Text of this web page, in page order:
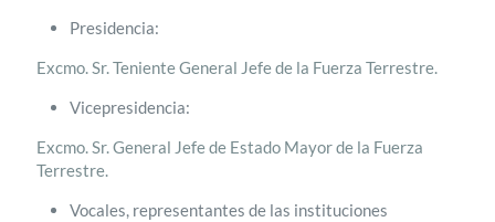
Presidencia:
Excmo. Sr. Teniente General Jefe de la Fuerza Terrestre.
Vicepresidencia:
Excmo. Sr. General Jefe de Estado Mayor de la Fuerza
Terrestre.
Vocales, representantes de las instituciones